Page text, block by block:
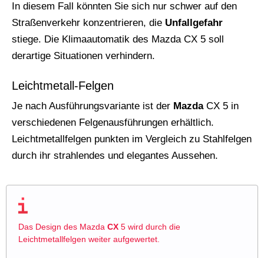
In diesem Fall könnten Sie sich nur schwer auf den
Straßenverkehr konzentrieren, die Unfallgefahr
stiege. Die Klimaautomatik des Mazda CX 5 soll
derartige Situationen verhindern.
Leichtmetall-Felgen
Je nach Ausführungsvariante ist der MazdaCX 5 in
verschiedenen Felgenausführungen erhältlich.
Leichtmetallfelgen punkten im Vergleich zu Stahlfelgen
durch ihr strahlendes und elegantes Aussehen.
Das Design des Mazda CX 5 wird durch die
Leichtmetallfelgen weiter aufgewertet.